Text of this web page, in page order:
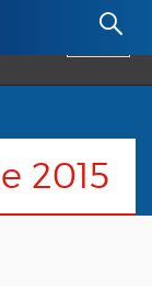
: Retour à l'accueil
2015